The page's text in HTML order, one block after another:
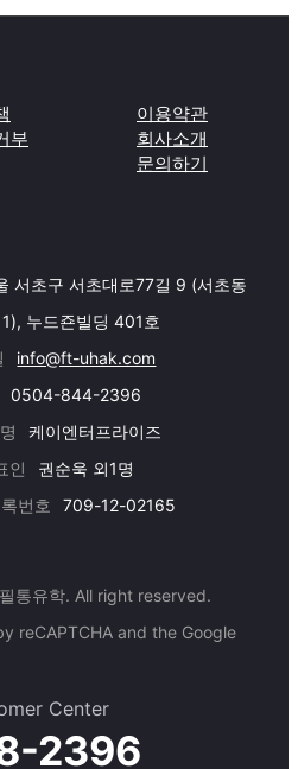
이용약관
부
회사소개
문의하기
서초구 서초대로77길 9 (서초동
누드죤빌딩 401호
info@ft-uhak.com
0504-844-2396
케이엔터프라이즈
인
권순욱 외1명
번호
709-12-02165
통유학. All right reserved.
reCAPTCHA and the Google
Center
2396